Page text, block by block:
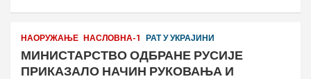
НАОРУЖАЊЕ НАСЛОВНА-1 РАТ У УКРАЈИНИ
МИНИСТАРСТВО ОДБРАНЕ РУСИЈЕ
ПРИКАЗАЛО НАЧИН РУКОВАЊА И